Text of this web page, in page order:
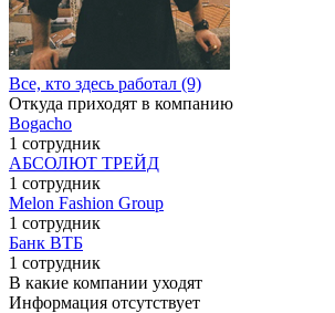
Все, кто здесь работал (9)
Откуда приходят в компанию
Bogacho
1 сотрудник
АБСОЛЮТ ТРЕЙД
1 сотрудник
Melon Fashion Group
1 сотрудник
Банк ВТБ
1 сотрудник
В какие компании уходят
Информация отсутствует